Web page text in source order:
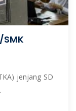
jenjang SD